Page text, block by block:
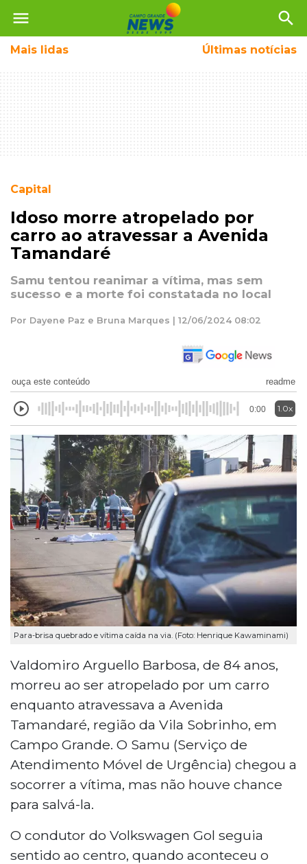
menu search
Mais lidas Últimas notícias
Capital
Idoso morre atropelado por
carro ao atravessar a Avenida
Tamandaré
Samu tentou reanimar a vítima, mas sem
sucesso e a morte foi constatada no local
Por Dayene Paz e Bruna Marques | 12/06/2024 08:02
ouça este conteúdo readme
0:00 1.0x
Para-brisa quebrado e vítima caída na via. (Foto: Henrique Kawaminami)
Valdomiro Arguello Barbosa, de 84 anos,
morreu ao ser atropelado por um carro
enquanto atravessava a Avenida
Tamandaré, região da Vila Sobrinho, em
Campo Grande. O Samu (Serviço de
Atendimento Móvel de Urgência) chegou a
socorrer a vítima, mas não houve chance
para salvá-la.
O condutor do Volkswagen Gol seguia
sentido ao centro, quando aconteceu o